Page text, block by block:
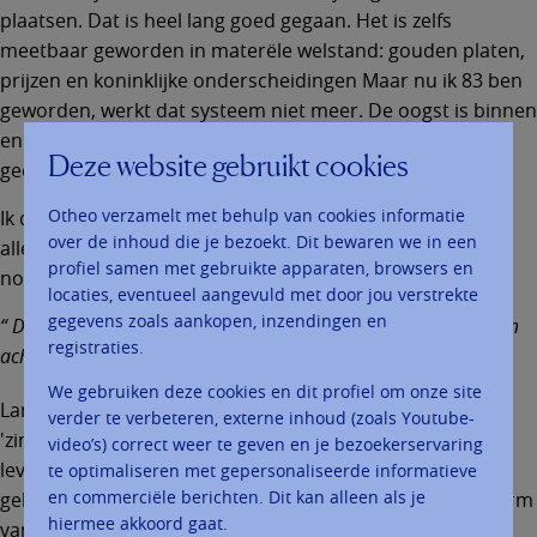
plaatsen. Dat is heel lang goed gegaan. Het is zelfs
meetbaar geworden in materële welstand: gouden platen,
prijzen en koninklijke onderscheidingen Maar nu ik 83 ben
geworden, werkt dat systeem niet meer. De oogst is binnen
en ik zit terzijde en denk na, lichamelijk wat minder sterk,
geestelijk iets minder weerbaar.
Ik denk na over de grote vragen van het leven, de zin van
alle, over het waartoe, waarom en waarheen? Wat wil ik
nog, wat kan ik nog?
De toekomst is afzienbaar geworden en een zekere haast om
achter de waarheid te komen is geboden.
Langzamerhand groeit de behoefte aan een nieuwe
'zingeving', zoals het modewoord zegt. Zo ben ik na een
leven lang zoeken en zwerven toch weer bij U in de buurt
gekomen. Nog niet in een rechtstreekse dialoog in de vorm
van het geloof der vaderen. Daarvoor bent U te abstract
Deze website gebruikt cookies
Otheo verzamelt met behulp van cookies informatie
over de inhoud die je bezoekt. Dit bewaren we in een
profiel samen met gebruikte apparaten, browsers en
locaties, eventueel aangevuld met door jou verstrekte
gegevens zoals aankopen, inzendingen en
registraties.
We gebruiken deze cookies en dit profiel om onze site
verder te verbeteren, externe inhoud (zoals Youtube-
video’s) correct weer te geven en je bezoekerservaring
te optimaliseren met gepersonaliseerde informatieve
en commerciële berichten. Dit kan alleen als je
hiermee akkoord gaat.